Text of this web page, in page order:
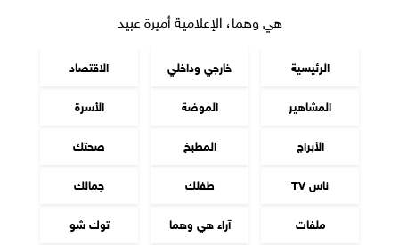
هي وهما، الإعلامية أميرة عبيد
الرئيسية خارجي وداخلي
الاقتصاد
المشاهير
الموضة
الأسرة
الأبراج
المطبخ
صحتك
ناس TV
طفلك
جمالك
ملفات
آراء هي وهما توك شو